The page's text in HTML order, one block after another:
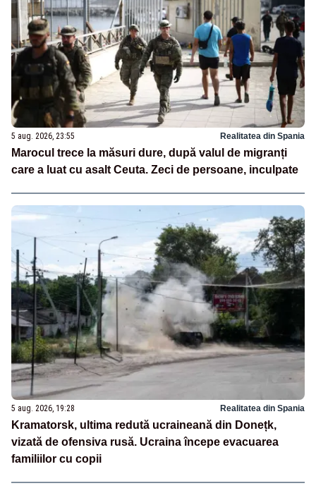
5 aug. 2026, 23:55 Realitatea din Spania
Marocul trece la măsuri dure, după valul de migranți
care a luat cu asalt Ceuta. Zeci de persoane, inculpate
5 aug. 2026, 19:28 Realitatea din Spania
Kramatorsk, ultima redută ucraineană din Donețk,
vizată de ofensiva rusă. Ucraina începe evacuarea
familiilor cu copii